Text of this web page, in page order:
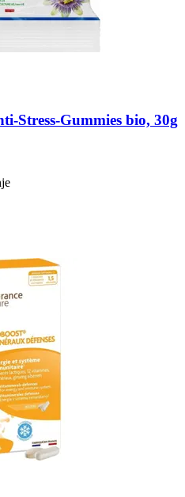
​Stress-​Gummies bio, 30g